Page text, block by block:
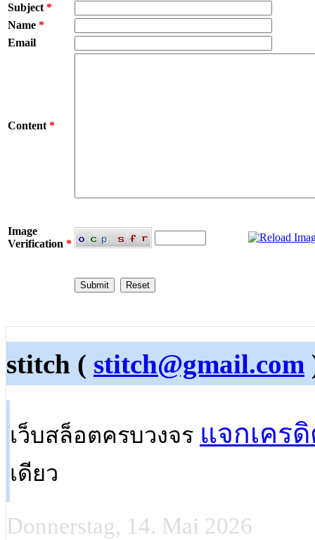
Subject *
Name *
Email
Content *
Image
Verification *
stitch ( stitch@gmail.com
เว็บสล็อตครบวงจร แจกเคร
เดียว
Donnerstag, 14. Mai 2026